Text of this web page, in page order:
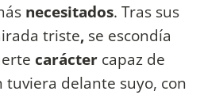
necesitados. Tras sus
triste, se escondía
carácter capaz de
delante suyo, con